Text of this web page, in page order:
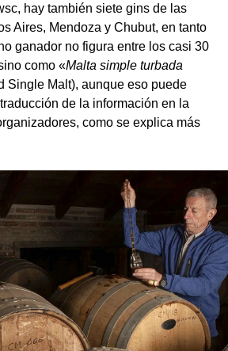
hay también siete gins de las
Aires, Mendoza y Chubut, en tanto
ganador no figura entre los casi 30
como «Malta simple turbada
Single Malt), aunque eso puede
de la información en la
como se explica más